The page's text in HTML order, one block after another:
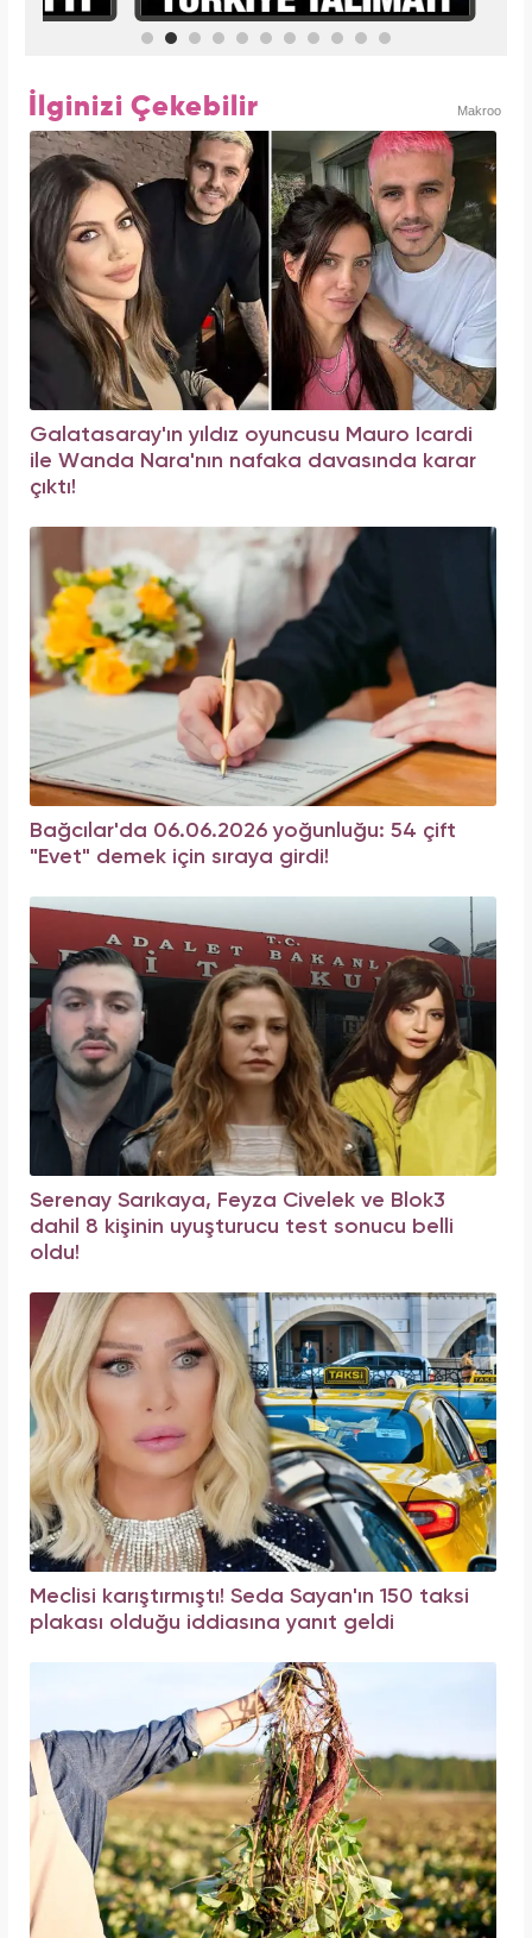
İlginizi Çekebilir Makroo
Galatasaray'ın yıldız oyuncusu Mauro Icardi
ile Wanda Nara'nın nafaka davasında karar
çıktı!
Bağcılar'da 06.06.2026 yoğunluğu: 54 çift
"Evet" demek için sıraya girdi!
Serenay Sarıkaya, Feyza Civelek ve Blok3
dahil 8 kişinin uyuşturucu test sonucu belli
oldu!
Meclisi karıştırmıştı! Seda Sayan'ın 150 taksi
plakası olduğu iddiasına yanıt geldi